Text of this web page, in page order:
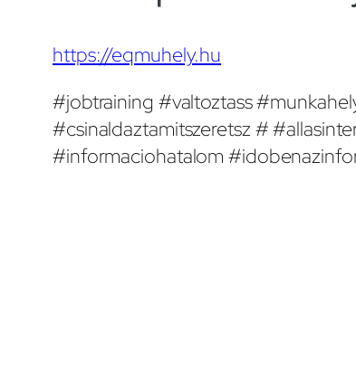
https://eqmuhely.hu
#jobtraining #valtoztass
#csinaldaztamitszeretsz #
#informaciohatalom